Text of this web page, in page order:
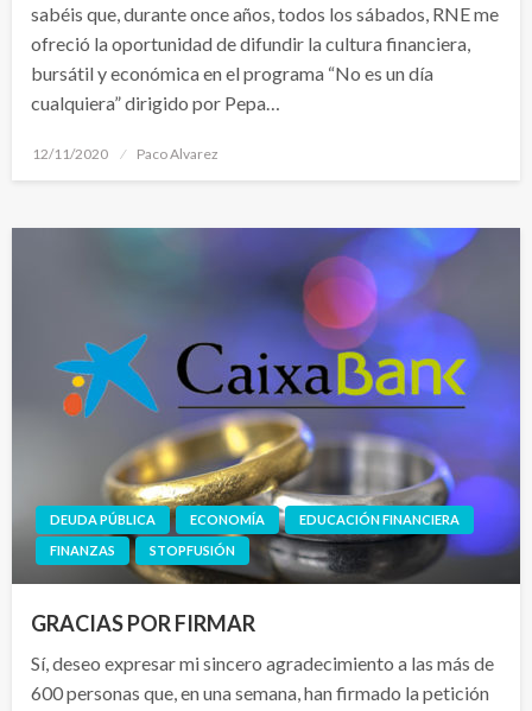
sabéis que, durante once años, todos los sábados, RNE me
ofreció la oportunidad de difundir la cultura financiera,
bursátil y económica en el programa “No es un día
cualquiera” dirigido por Pepa…
Publicado
12/11/2020 Paco Alvarez
DEUDA PÚBLICA ECONOMÍA
EDUCACIÓN FINANCIERA
FINANZAS
STOPFUSIÓN
GRACIAS POR FIRMAR
Sí, deseo expresar mi sincero agradecimiento a las más de
600 personas que, en una semana, han firmado la petición